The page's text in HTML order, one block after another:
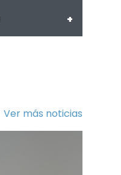
+
Ver más noticias